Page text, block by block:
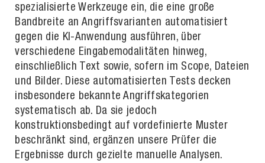
spezialisierte Werkzeuge ein, die eine große
Bandbreite an Angriffsvarianten automatisiert
gegen die KI-Anwendung ausführen, über
verschiedene Eingabemodalitäten hinweg,
einschließlich Text sowie, sofern im Scope, Dateien
und Bilder. Diese automatisierten Tests decken
insbesondere bekannte Angriffskategorien
systematisch ab. Da sie jedoch
konstruktionsbedingt auf vordefinierte Muster
beschränkt sind, ergänzen unsere Prüfer die
Ergebnisse durch gezielte manuelle Analysen.